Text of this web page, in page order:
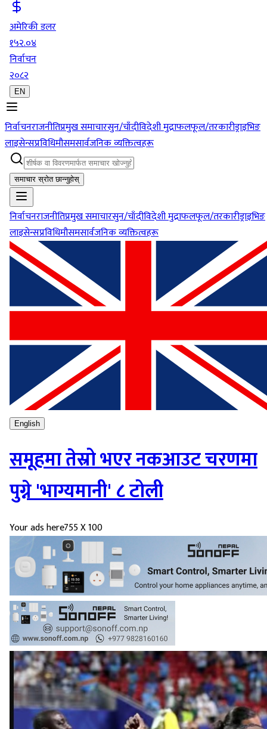
अमेरिकी डलर
१५२.०४
निर्वाचन
२०८२
EN
निर्वाचनराजनीतिप्रमुख समाचारसुन/चाँदीविदेशी मुद्राफलफूल/तरकारीड्राइभिङ
लाइसेन्सप्रविधिमौसमसार्वजनिक व्यक्तित्वहरू
समाचार स्रोत छान्नुहोस्
निर्वाचनराजनीतिप्रमुख समाचारसुन/चाँदीविदेशी मुद्राफलफूल/तरकारीड्राइभिङ
लाइसेन्सप्रविधिमौसमसार्वजनिक व्यक्तित्वहरू
English
समूहमा तेस्रो भएर नकआउट चरणमा
पुग्ने 'भाग्यमानी' ८ टोली
Your ads here755 X 100